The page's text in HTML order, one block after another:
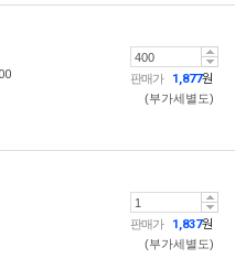
판매가 1,877원
(부가세별도)
판매가 1,837원
(부가세별도)